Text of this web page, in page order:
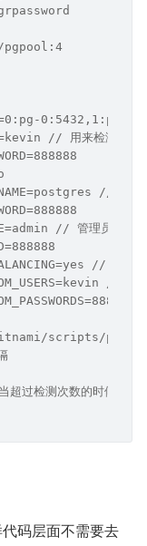
pgpool:4
0:5432,1:pg-
// 用来检测节点
//
// 管理员用户
// 有多个
// 应用
scripts/
检测次数的时候，如
码层面不需要去